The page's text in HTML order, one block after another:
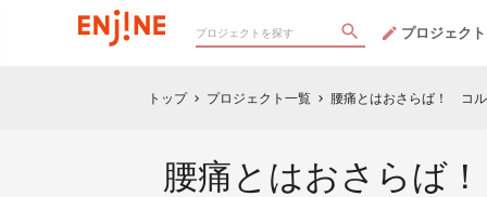
プロジェク
トップ chevron_right プロジェクト一覧 chevron_right 腰痛とはおさらば！ コ
腰痛とはおさらば